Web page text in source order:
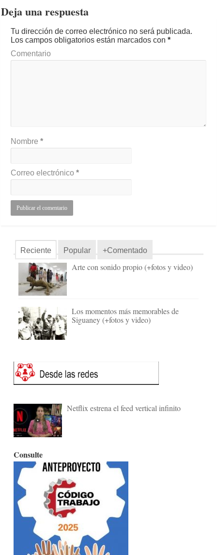
Deja una respuesta
Tu dirección de correo electrónico no será publicada.
Los campos obligatorios están marcados con*
Comentario
Nombre*
Correo electrónico*
Reciente Popular +Comentado
Arte con sonido propio (+fotos y video)
Los momentos más memorables de
Siguaney (+fotos y video)
Netflix estrena el feed vertical infinito
Consulte